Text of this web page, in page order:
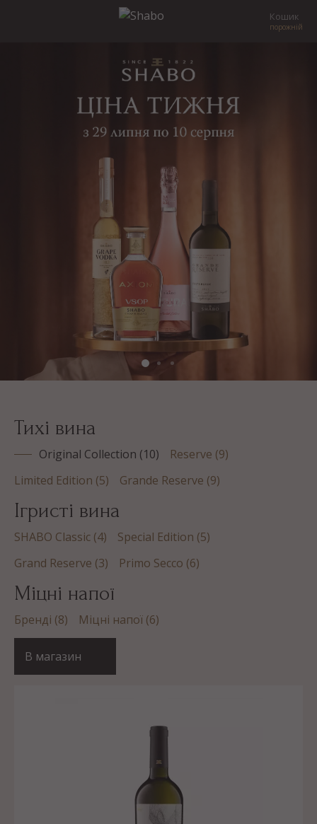
Кошик
порожній
Тихі вина
Original Collection (10)
Reserve (9)
Limited Edition (5)
Grande Reserve (9)
Ігристі вина
SHABO Classic (4)
Special Edition (5)
Grand Reserve (3)
Primo Secco (6)
Міцні напої
Бренді (8) Міцні напої (6)
В магазин